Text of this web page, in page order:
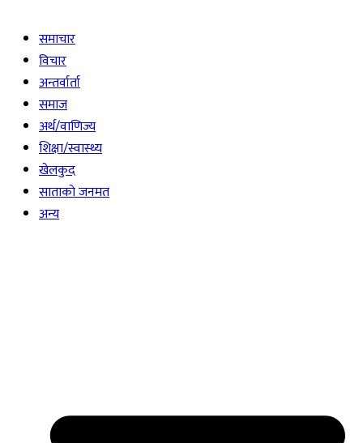
समाचार
विचार
अन्तर्वार्ता
समाज
अर्थ/वाणिज्य
शिक्षा/स्वास्थ्य
खेलकुद
साताकाे जनमत
अन्य